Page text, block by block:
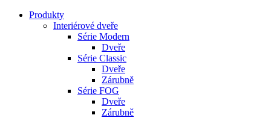
Produkty
Interiérové dveře
Série Modern
Dveře
Série Classic
Dveře
Zárubně
Série FOG
Dveře
Zárubně